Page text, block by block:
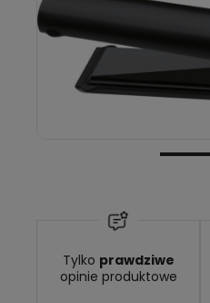
Tylko prawdziwe
opinie produktowe